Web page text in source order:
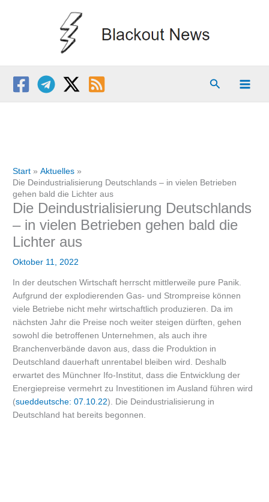
Suchen
Start
Aktuelles
Die Deindustrialisierung Deutschlands – in vielen Betrieben
gehen bald die Lichter aus
Die Deindustrialisierung Deutschlands
– in vielen Betrieben gehen bald die
Lichter aus
Oktober 11, 2022
In der deutschen Wirtschaft herrscht mittlerweile pure Panik.
Aufgrund der explodierenden Gas- und Strompreise können
viele Betriebe nicht mehr wirtschaftlich produzieren. Da im
nächsten Jahr die Preise noch weiter steigen dürften, gehen
sowohl die betroffenen Unternehmen, als auch ihre
Branchenverbände davon aus, dass die Produktion in
Deutschland dauerhaft unrentabel bleiben wird. Deshalb
erwartet des Münchner Ifo-Institut, dass die Entwicklung der
Energiepreise vermehrt zu Investitionen im Ausland führen wird
(sueddeutsche: 07.10.22). Die Deindustrialisierung in
Deutschland hat bereits begonnen.